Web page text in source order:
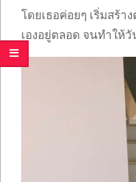
โดยเธอค่อยๆ เริ่มสร้
เองอยู่ตลอด จนทำให้